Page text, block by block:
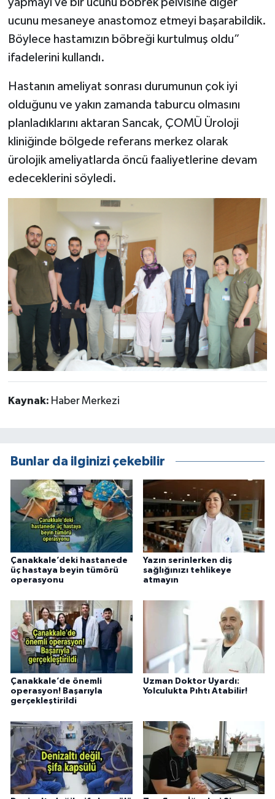
yapmayı ve bir ucunu böbrek pelvisine diğer
ucunu mesaneye anastomoz etmeyi başarabildik.
Böylece hastamızın böbreği kurtulmuş oldu”
ifadelerini kullandı.
Hastanın ameliyat sonrası durumunun çok iyi
olduğunu ve yakın zamanda taburcu olmasını
planladıklarını aktaran Sancak, ÇOMÜ Üroloji
kliniğinde bölgede referans merkez olarak
ürolojik ameliyatlarda öncü faaliyetlerine devam
edeceklerini söyledi.
Kaynak: Haber Merkezi
Bunlar da ilginizi çekebilir
Çanakkale’deki hastanede
üç hastaya beyin tümörü
operasyonu
Yazın serinlerken diş
sağlığınızı tehlikeye
atmayın
Çanakkale’de önemli
operasyon! Başarıyla
gerçekleştirildi
Uzman Doktor Uyardı:
Yolculukta Pıhtı Atabilir!